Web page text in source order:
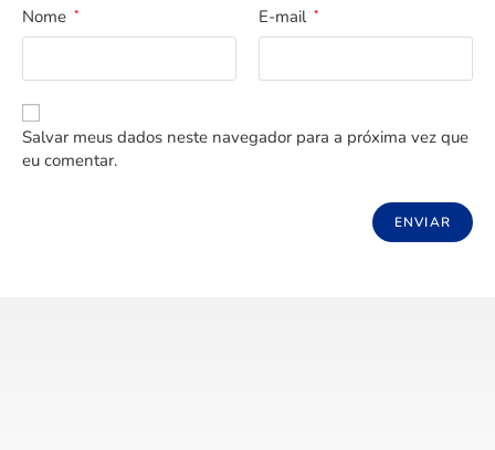
Nome * E-mail *
Salvar meus dados neste navegador para a próxima vez que
eu comentar.